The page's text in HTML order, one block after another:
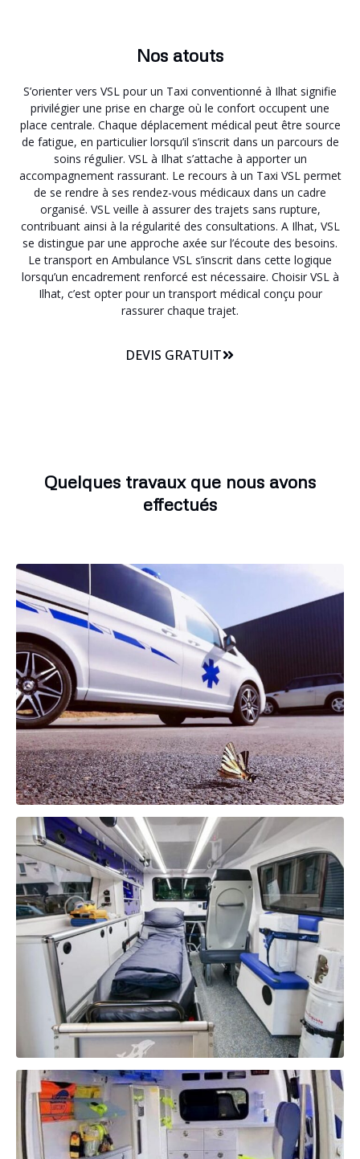
Nos atouts
S’orienter vers VSL pour un Taxi conventionné à Ilhat signifie
privilégier une prise en charge où le confort occupent une
place centrale. Chaque déplacement médical peut être source
de fatigue, en particulier lorsqu’il s’inscrit dans un parcours de
soins régulier. VSL à Ilhat s’attache à apporter un
accompagnement rassurant. Le recours à un Taxi VSL permet
de se rendre à ses rendez-vous médicaux dans un cadre
organisé. VSL veille à assurer des trajets sans rupture,
contribuant ainsi à la régularité des consultations. A Ilhat, VSL
se distingue par une approche axée sur l’écoute des besoins.
Le transport en Ambulance VSL s’inscrit dans cette logique
lorsqu’un encadrement renforcé est nécessaire. Choisir VSL à
Ilhat, c’est opter pour un transport médical conçu pour
rassurer chaque trajet.
DEVIS GRATUIT
Quelques travaux que nous avons
effectués